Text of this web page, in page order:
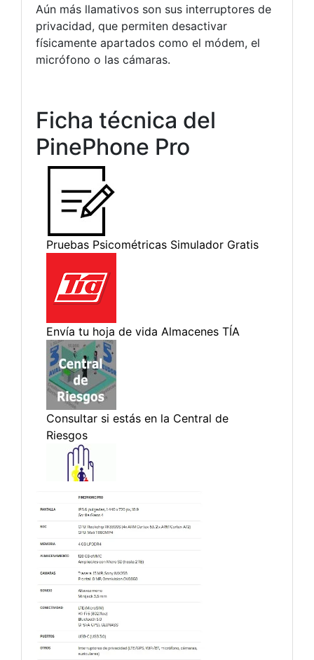
Aún más llamativos son sus interruptores de
privacidad, que permiten desactivar
físicamente apartados como el módem, el
micrófono o las cámaras.
Ficha técnica del
PinePhone Pro